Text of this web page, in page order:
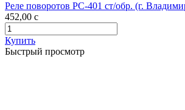
Реле поворотов РС-401 ст/обр. (г.
452,00 c
Купить
Быстрый просмотр